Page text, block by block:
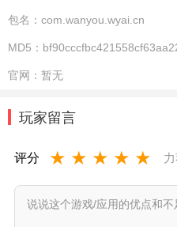
包名： com.wanyou.wyai.cn
MD5：
官网： 暂无
玩家留言
评分 ★ ★ ★ ★ ★